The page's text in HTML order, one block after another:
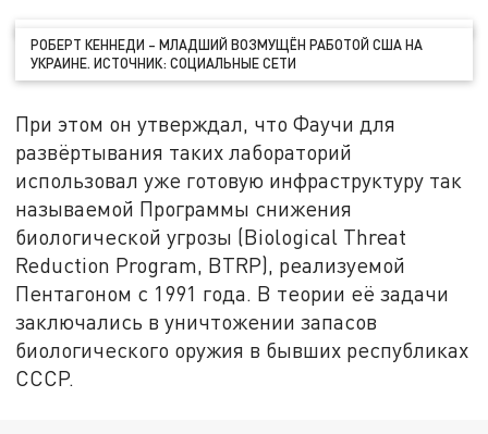
РОБЕРТ КЕННЕДИ – МЛАДШИЙ ВОЗМУЩЁН РАБОТОЙ США НА
УКРАИНЕ. ИСТОЧНИК: СОЦИАЛЬНЫЕ СЕТИ
При этом он утверждал, что Фаучи для
развёртывания таких лабораторий
использовал уже готовую инфраструктуру так
называемой Программы снижения
биологической угрозы (Biological Threat
Reduction Program, BTRP), реализуемой
Пентагоном с 1991 года. В теории её задачи
заключались в уничтожении запасов
биологического оружия в бывших республиках
СССР.